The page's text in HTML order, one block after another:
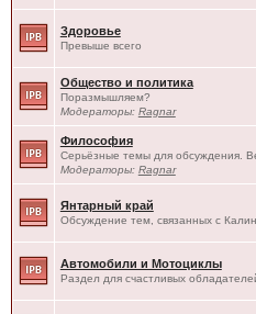
Здоровье
Превыше всего
Общество и политика
Поразмышляем?
Модераторы: Ragnar
Философия
Серьёзные темы для обсуждения.
Модераторы: Ragnar
Янтарный край
Обсуждение тем, связанных с
Автомобили и Мотоциклы
Раздел для счастливых